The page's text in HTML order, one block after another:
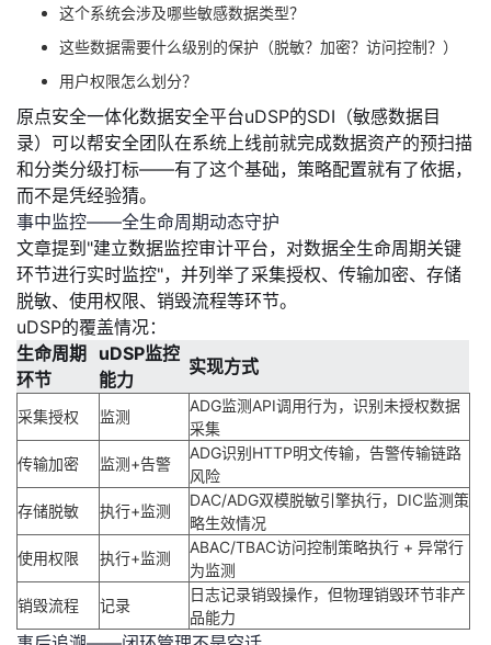
这个系统会涉及哪些敏感数据类型？
这些数据需要什么级别的保护（脱敏？加密？访问控制？）
用户权限怎么划分？
原点安全一体化数据安全平台uDSP的SDI（敏感数据目
录）可以帮安全团队在系统上线前就完成数据资产的预扫描
和分类分级打标——有了这个基础，策略配置就有了依据，
而不是凭经验猜。
事中监控——全生命周期动态守护
文章提到"建立数据监控审计平台，对数据全生命周期关键
环节进行实时监控"，并列举了采集授权、传输加密、存储
脱敏、使用权限、销毁流程等环节。
uDSP的覆盖情况：
生命周期
环节
uDSP监控
能力
实现方式
采集授权 监测
ADG监测API调用行为，识别未授权数据
采集
传输加密
监测+告警
ADG识别HTTP明文传输，告警传输链路
风险
存储脱敏
执行+监测
DAC/ADG双模脱敏引擎执行，DIC监测策
略生效情况
使用权限
执行+监测
ABAC/TBAC访问控制策略执行 + 异常行
为监测
销毁流程
记录
日志记录销毁操作，但物理销毁环节非产
品能力